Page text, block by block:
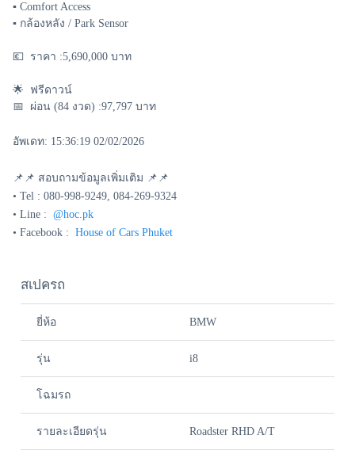
▪️ Comfort Access
▪️ กล้องหลัง / Park Sensor
💶 ราคา :5,690,000 บาท
🌟 ฟรีดาวน์
📅 ผ่อน (84 งวด) :97,797 บาท
อัพเดท: 15:36:19 02/02/2026
📌📌 สอบถามข้อมูลเพิ่มเติม 📌📌
• Tel : 080-998-9249, 084-269-9324
• Line : @hoc.pk
• Facebook : House of Cars Phuket
สเปครถ
ยี่ห้อ BMW
รุ่น i8
โฉมรถ
รายละเอียดรุ่น Roadster RHD A/T